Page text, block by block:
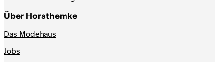
Über Horsthemke
Das Modehaus
Jobs